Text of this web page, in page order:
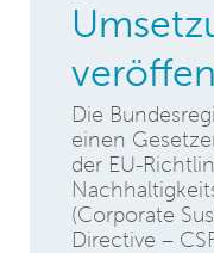
Die
einen
der EU-
(Corporate
Directive –